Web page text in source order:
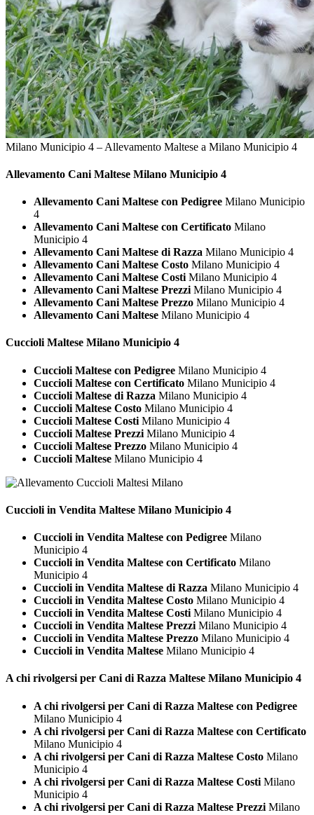
Milano Municipio 4 – Allevamento Maltese a Milano Municipio 4
Allevamento Cani Maltese Milano Municipio 4
Allevamento Cani Maltese con Pedigree Milano Municipio
4
Allevamento Cani Maltese con Certificato Milano
Municipio 4
Allevamento Cani Maltese di Razza Milano Municipio 4
Allevamento Cani Maltese Costo Milano Municipio 4
Allevamento Cani Maltese Costi Milano Municipio 4
Allevamento Cani Maltese Prezzi Milano Municipio 4
Allevamento Cani Maltese Prezzo Milano Municipio 4
Allevamento Cani Maltese Milano Municipio 4
Cuccioli Maltese Milano Municipio 4
Cuccioli Maltese con Pedigree Milano Municipio 4
Cuccioli Maltese con Certificato Milano Municipio 4
Cuccioli Maltese di Razza Milano Municipio 4
Cuccioli Maltese Costo Milano Municipio 4
Cuccioli Maltese Costi Milano Municipio 4
Cuccioli Maltese Prezzi Milano Municipio 4
Cuccioli Maltese Prezzo Milano Municipio 4
Cuccioli Maltese Milano Municipio 4
Cuccioli in Vendita Maltese Milano Municipio 4
Cuccioli in Vendita Maltese con Pedigree Milano
Municipio 4
Cuccioli in Vendita Maltese con Certificato Milano
Municipio 4
Cuccioli in Vendita Maltese di Razza Milano Municipio 4
Cuccioli in Vendita Maltese Costo Milano Municipio 4
Cuccioli in Vendita Maltese Costi Milano Municipio 4
Cuccioli in Vendita Maltese Prezzi Milano Municipio 4
Cuccioli in Vendita Maltese Prezzo Milano Municipio 4
Cuccioli in Vendita Maltese Milano Municipio 4
A chi rivolgersi per Cani di Razza Maltese Milano Municipio 4
A chi rivolgersi per Cani di Razza Maltese con Pedigree
Milano Municipio 4
A chi rivolgersi per Cani di Razza Maltese con Certificato
Milano Municipio 4
A chi rivolgersi per Cani di Razza Maltese Costo Milano
Municipio 4
A chi rivolgersi per Cani di Razza Maltese Costi Milano
Municipio 4
A chi rivolgersi per Cani di Razza Maltese Prezzi Milano